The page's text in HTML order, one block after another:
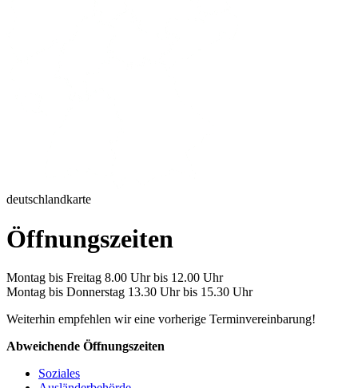
deutschlandkarte
Öffnungszeiten
Montag bis Freitag 8.00 Uhr bis 12.00 Uhr
Montag bis Donnerstag 13.30 Uhr bis 15.30 Uhr
Weiterhin empfehlen wir eine vorherige Terminvereinbarung!
Abweichende Öffnungszeiten
Soziales